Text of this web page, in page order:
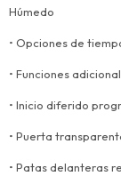
Húmedo
• Opciones de
• Funciones
• Inicio diferido
• Puerta
• Patas delanteras